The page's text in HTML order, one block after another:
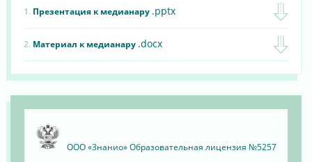
1. Презентация к медианару .pptx
2. Материал к медианару .docx
ООО «Знанио» Образовательная лицензия №5257